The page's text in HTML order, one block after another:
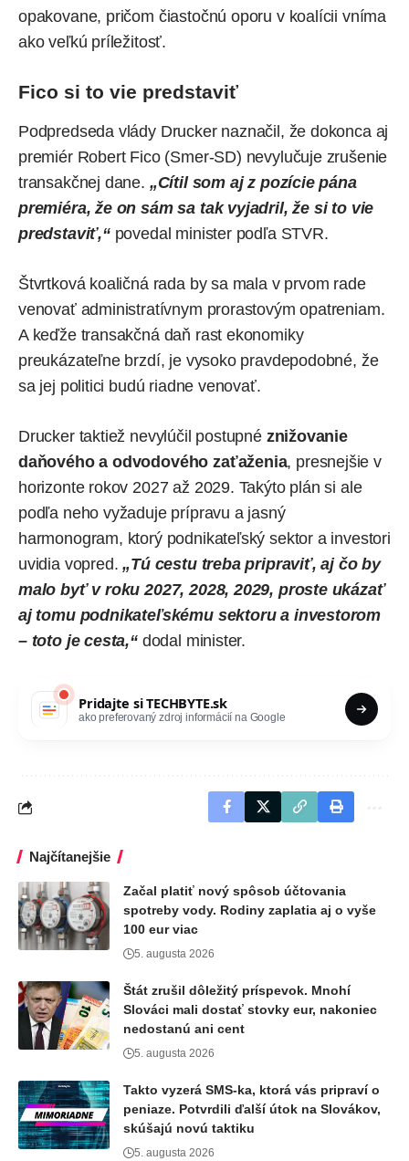
opakovane, pričom čiastočnú oporu v koalícii vníma
ako veľkú príležitosť.
Fico si to vie predstaviť
Podpredseda vlády Drucker naznačil, že dokonca aj
premiér Robert Fico (Smer-SD) nevylučuje zrušenie
transakčnej dane. „Cítil som aj z pozície pána
premiéra, že on sám sa tak vyjadril, že si to vie
predstaviť,“povedal minister podľa STVR.
Štvrtková koaličná rada by sa mala v prvom rade
venovať administratívnym prorastovým opatreniam.
A keďže transakčná daň rast ekonomiky
preukázateľne brzdí, je vysoko pravdepodobné, že
sa jej politici budú riadne venovať.
Drucker taktiež nevylúčil postupné znižovanie
daňového a odvodového zaťaženia, presnejšie v
horizonte rokov 2027 až 2029. Takýto plán si ale
podľa neho vyžaduje prípravu a jasný
harmonogram, ktorý podnikateľský sektor a investori
uvidia vopred.„Tú cestu treba pripraviť, aj čo by
malo byť v roku 2027, 2028, 2029, proste ukázať
aj tomu podnikateľskému sektoru a investorom
– toto je cesta,“ dodal minister.
Pridajte siTECHBYTE.sk
ako preferovaný zdroj informácií na Google
Najčítanejšie
Začal platiť nový spôsob účtovania
spotreby vody. Rodiny zaplatia aj o vyše
100 eur viac
5. augusta 2026
Štát zrušil dôležitý príspevok. Mnohí
Slováci mali dostať stovky eur, nakoniec
nedostanú ani cent
5. augusta 2026
Takto vyzerá SMS-ka, ktorá vás pripraví o
peniaze. Potvrdili ďalší útok na Slovákov,
skúšajú novú taktiku
5. augusta 2026